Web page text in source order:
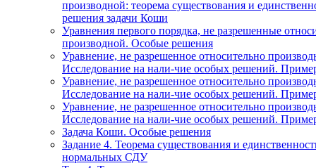
производной: теорема существования и
решения задачи Коши
Уравнения первого порядка, не разрешенные
производной. Особые решения
Уравнение, не разрешенное относительно
Исследование на нали-чие особых решений.
Уравнение, не разрешенное относительно
Исследование на нали-чие особых решений.
Уравнение, не разрешенное относительно
Исследование на нали-чие особых решений.
Задача Коши. Особые решения
Задание 4. Теорема существования и
нормальных СДУ